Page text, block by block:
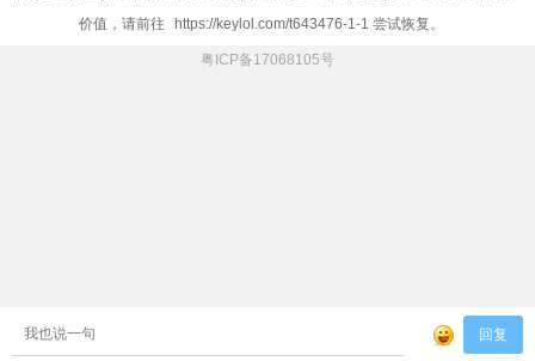
价值，请前往
https://keylol.com/t643476-1-1 尝试恢复。
粤ICP备17068105号